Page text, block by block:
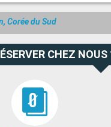
Corée du Sud
CHEZ